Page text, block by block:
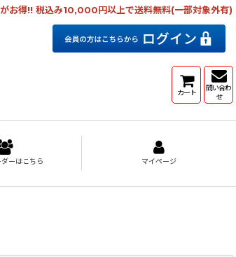
お得!! 税込み10,000円以上で送料無料(一部対象外有)
カート
問い合わ
せ
ーはこちら マイページ